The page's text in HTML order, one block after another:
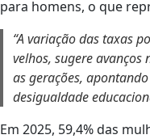
para homens, o que
“A variação das taxas
velhos, sugere
as gerações,
desigualdade
Em 2025, 59,4% das